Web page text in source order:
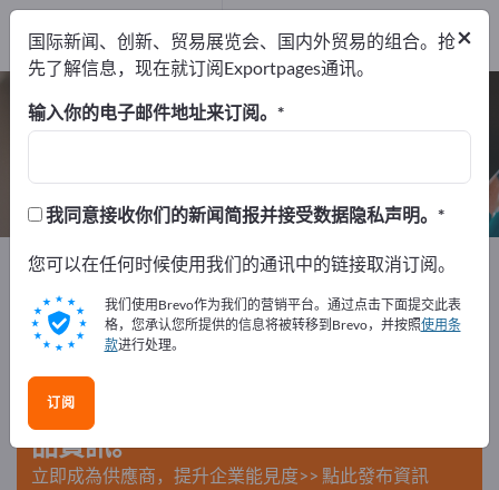
电脑附件 – 查找制造商和供应商
23 22 1
制造商22
经销商1
Exportpages 办公用品 电脑附件
在Exportpages免費刊登廣告！
在Exportpages上發布您的公司與產
品資訊。
立即成為供應商，提升企業能見度>> 點此發布資訊
×
国际新闻、创新、贸易展览会、国内外贸易的组合。抢
先了解信息，现在就订阅Exportpages通讯。
输入你的电子邮件地址来订阅。
我同意接收你们的新闻简报并接受数据隐私声明。
您可以在任何时候使用我们的通讯中的链接取消订阅。
我们使用Brevo作为我们的营销平台。通过点击下面提交此表
格，您承认您所提供的信息将被转移到Brevo，并按照使用条
款进行处理。
订阅